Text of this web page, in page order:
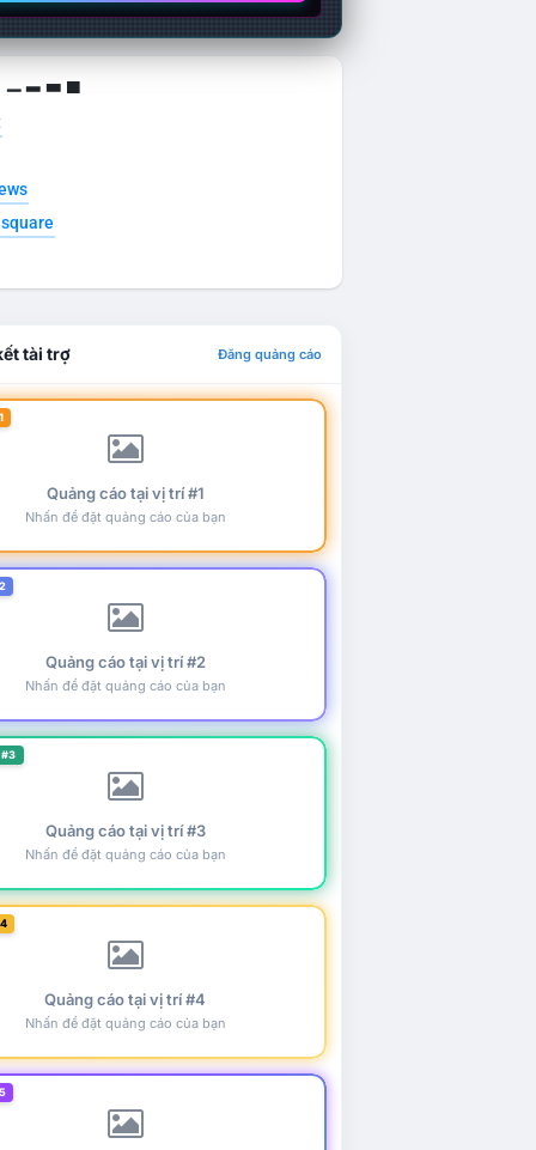
▁ ▂ ▃ ▄
tài trợ Đăng quảng cáo
Quảng cáo tại vị trí #1
Nhấn để đặt quảng cáo của bạn
Quảng cáo tại vị trí #2
Nhấn để đặt quảng cáo của bạn
Quảng cáo tại vị trí #3
Nhấn để đặt quảng cáo của bạn
Quảng cáo tại vị trí #4
Nhấn để đặt quảng cáo của bạn